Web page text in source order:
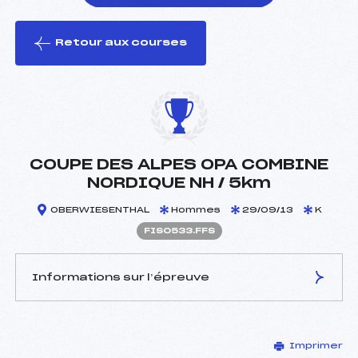
le ski
Retour aux courses
COUPE DES ALPES OPA COMBINE
NORDIQUE NH / 5km
OBERWIESENTHAL Hommes 29/09/13 K
FIS0533.FFS
Informations sur l’épreuve
–
Imprimer